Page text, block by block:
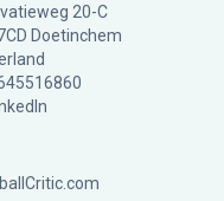
20-C
Doetinchem